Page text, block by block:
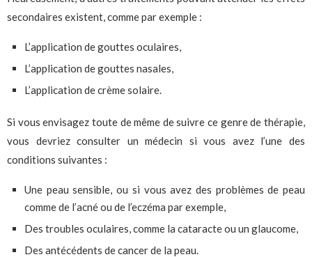
secondaires existent, comme par exemple :
L’application de gouttes oculaires,
L’application de gouttes nasales,
L’application de crème solaire.
Si vous envisagez toute de même de suivre ce genre de thérapie,
vous devriez consulter un médecin si vous avez l’une des
conditions suivantes :
Une peau sensible, ou si vous avez des problèmes de peau
comme de l’acné ou de l’eczéma par exemple,
Des troubles oculaires, comme la cataracte ou un glaucome,
Des antécédents de cancer de la peau.